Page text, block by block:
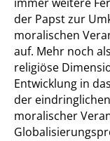
der Papst zur
moralischen
auf. Mehr noch
religiöse
Entwicklung in
der
moralischer